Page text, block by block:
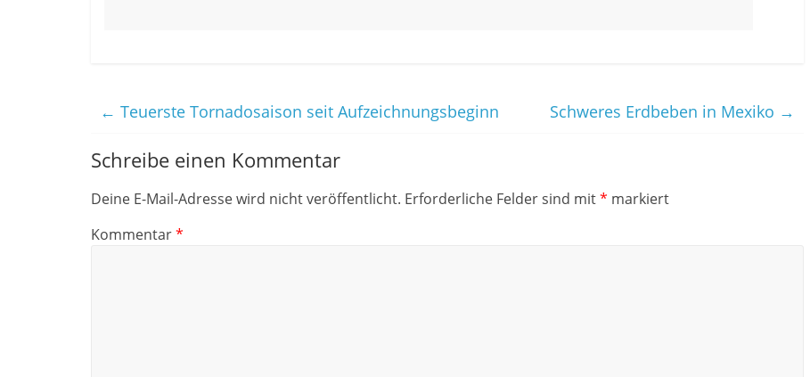
← Teuerste Tornadosaison seit Aufzeichnungsbeginn Schweres Erdbeben in Mexiko →
Schreibe einen Kommentar
Deine E-Mail-Adresse wird nicht veröffentlicht. Erforderliche Felder sind mit* markiert
Kommentar*